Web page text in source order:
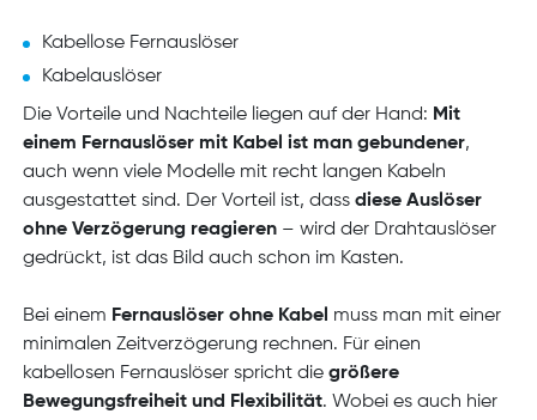
Kabellose Fernauslöser
Kabelauslöser
Die Vorteile und Nachteile liegen auf der Hand: Mit
einem Fernauslöser mit Kabel ist man gebundener,
auch wenn viele Modelle mit recht langen Kabeln
ausgestattet sind. Der Vorteil ist, dass diese Auslöser
ohne Verzögerung reagieren– wird der Drahtauslöser
gedrückt, ist das Bild auch schon im Kasten.
Bei einem Fernauslöser ohne Kabel muss man mit einer
minimalen Zeitverzögerung rechnen. Für einen
kabellosen Fernauslöser spricht die größere
Bewegungsfreiheit und Flexibilität. Wobei es auch hier